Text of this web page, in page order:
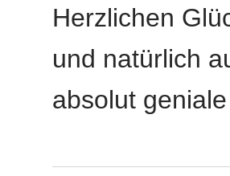
Herzlichen
und natürlich
absolut